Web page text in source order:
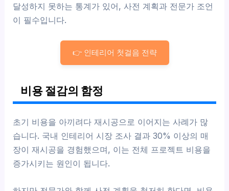
달성하지 못하는 통계가 있어, 사전 계획과 전문가 조언
이 필수입니다.
👉 인테리어 첫걸음 전략
비용 절감의 함정
초기 비용을 아끼려다 재시공으로 이어지는 사례가 많
습니다. 국내 인테리어 시장 조사 결과 30% 이상의 매
장이 재시공을 경험했으며, 이는 전체 프로젝트 비용을
증가시키는 원인이 됩니다.